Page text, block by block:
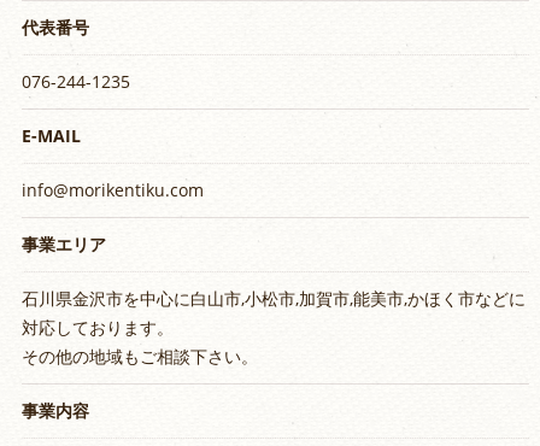
代表番号
076-244-1235
E-MAIL
info@morikentiku.com
事業エリア
石川県金沢市を中心に白山市,小松市,加賀市,能美市,かほく市などに
対応しております。
その他の地域もご相談下さい。
事業内容